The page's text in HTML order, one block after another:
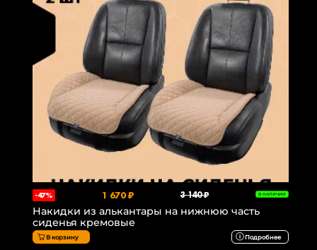
-47% 1 670 ₽ 3 140 ₽ В НАЛИЧИИ
Накидки из алькантары на нижнюю часть
сиденья кремовые
В корзину Подробнее